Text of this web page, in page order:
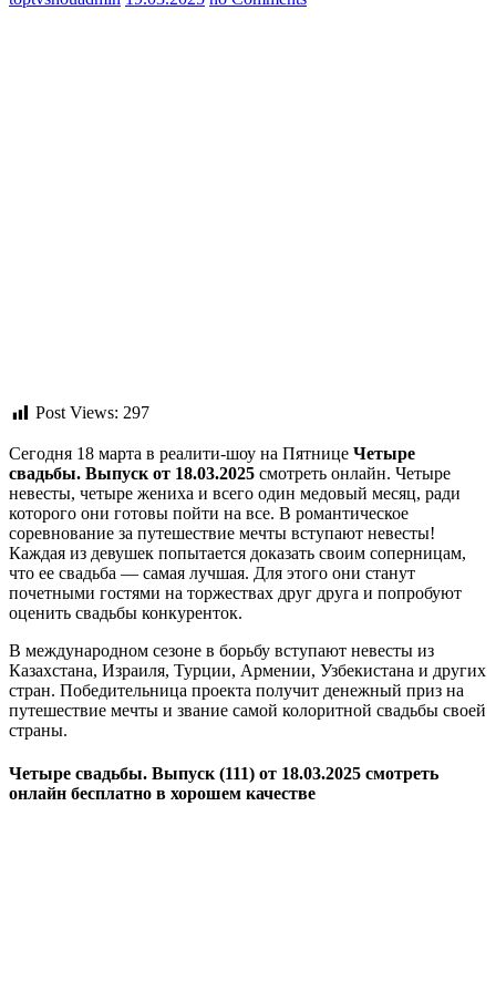
Post Views: 297
Сегодня 18 марта в реалити-шоу на Пятнице Четыре
свадьбы. Выпуск от 18.03.2025 смотреть онлайн. Четыре
невесты, четыре жениха и всего один медовый месяц, ради
которого они готовы пойти на все. В романтическое
соревнование за путешествие мечты вступают невесты!
Каждая из девушек попытается доказать своим соперницам,
что ее свадьба — самая лучшая. Для этого они станут
почетными гостями на торжествах друг друга и попробуют
оценить свадьбы конкуренток.
В международном сезоне в борьбу вступают невесты из
Казахстана, Израиля, Турции, Армении, Узбекистана и других
стран. Победительница проекта получит денежный приз на
путешествие мечты и звание самой колоритной свадьбы своей
страны.
Четыре свадьбы. Выпуск (111) от 18.03.2025 смотреть
онлайн бесплатно в хорошем качестве